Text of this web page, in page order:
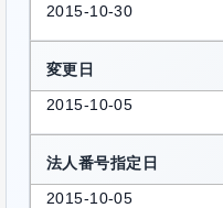
2015-10-30
変更日
2015-10-05
法人番号指定日
2015-10-05